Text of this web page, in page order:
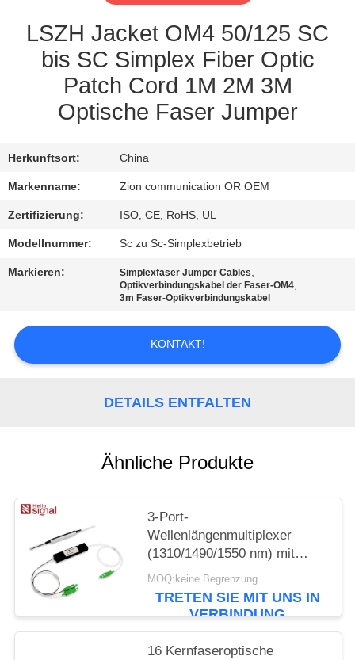
VERBINDUNG
FORDERN
SIE EIN
ZITAT
SITEMAP
POLICY
LSZH Jacket OM4 50/125 SC
bis SC Simplex Fiber Optic
Patch Cord 1M 2M 3M
Optische Faser Jumper
Herkunftsort: China
Markenname: Zion communication OR OEM
Zertifizierung: ISO, CE, RoHS, UL
Modellnummer: Sc zu Sc-Simplexbetrieb
Markieren: Simplexfaser Jumper Cables,
Optikverbindungskabel der Faser-OM4,
3m Faser-Optikverbindungskabel
KONTAKT!
DETAILS ENTFALTEN
Ähnliche Produkte
3-Port-
Wellenlängenmultiplexer
(1310/1490/1550 nm) mit
Filter, geringer
Einfügedämpfung, hoher
Kanaltrennung und
Pfad
MOQ:keine Begrenzung
TRETEN SIE MIT UNS IN
VERBINDUNG
16 Kernfaseroptische